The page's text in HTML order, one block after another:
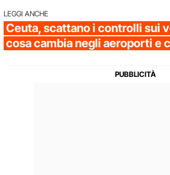
LEGGI ANCHE
Ceuta, scattano i controlli sui
cosa cambia negli aeroporti e